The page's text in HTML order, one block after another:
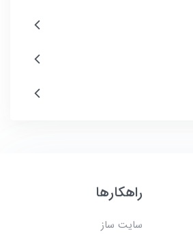
راهکارها
سایت ساز